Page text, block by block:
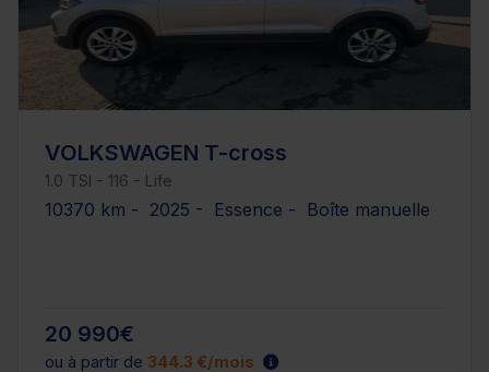
VOLKSWAGEN T-cross
1.0 TSI - 116 - Life
10370 km - 2025 - Essence - Boîte manuelle
20 990€
ou à partir de 344.3 €/mois